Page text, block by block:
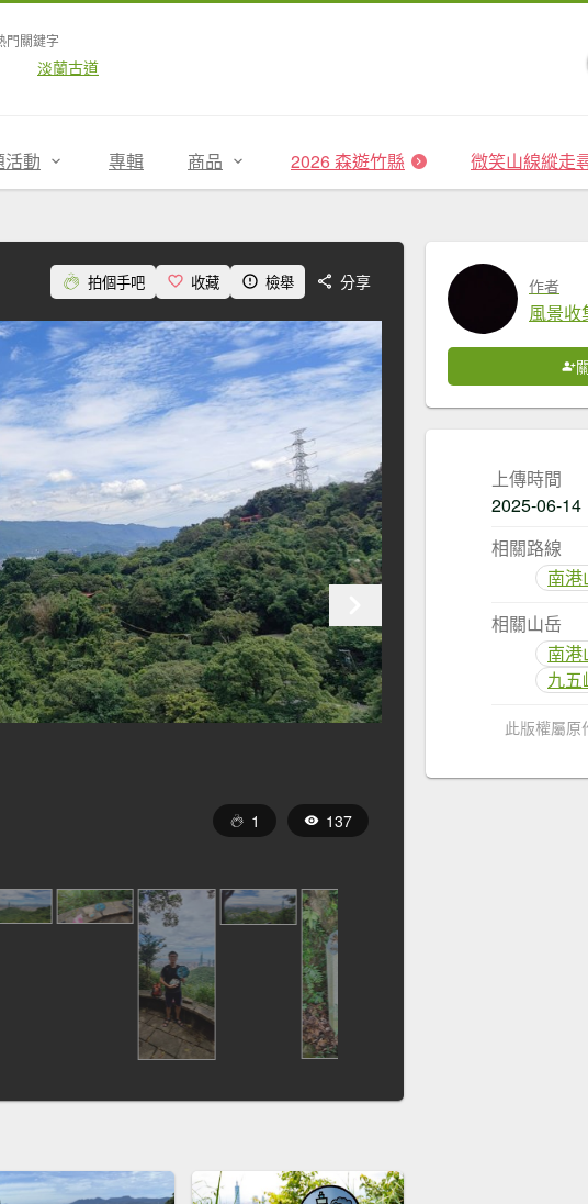
門關鍵字
淡蘭古道
活動 專輯 商品 2026 森遊竹縣 微笑山線縱走
拍個手吧 收藏 檢舉 分享
1 137
作者
風景收
上傳時間
2025-06-14
相關路線
相關山岳
南港
九五
此版權屬原